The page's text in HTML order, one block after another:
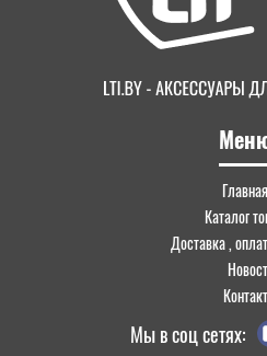
Главная
Каталог
Доставка ,
Мы в соц сетях: